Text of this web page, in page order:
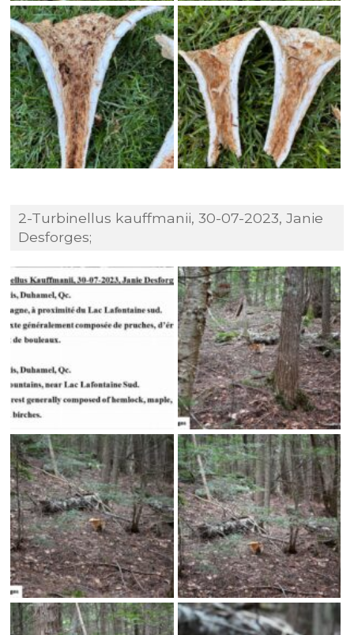
2-Turbinellus kauffmanii, 30-07-2023, Janie
Desforges;